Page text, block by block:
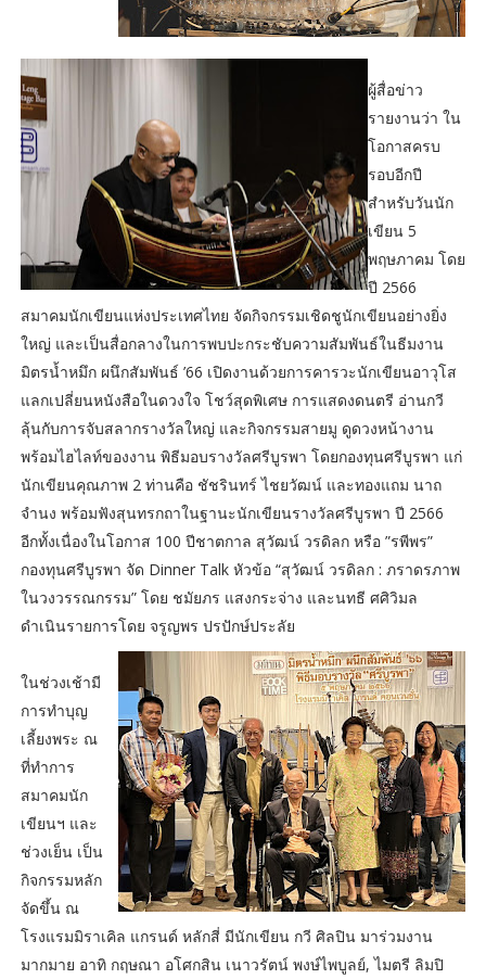
ผู้สื่อข่าว
รายงานว่า ใน
โอกาสครบ
รอบอีกปี
สำหรับวันนัก
เขียน 5
พฤษภาคม โดย
ปี 2566
สมาคมนักเขียนแห่งประเทศไทย จัดกิจกรรมเชิดชูนักเขียนอย่างยิ่ง
ใหญ่ และเป็นสื่อกลางในการพบปะกระชับความสัมพันธ์ในธีมงาน
มิตรน้ำหมึก ผนึกสัมพันธ์ ’66 เปิดงานด้วยการคารวะนักเขียนอาวุโส
แลกเปลี่ยนหนังสือในดวงใจ โชว์สุดพิเศษ การแสดงดนตรี อ่านกวี
ลุ้นกับการจับสลากรางวัลใหญ่ และกิจกรรมสายมู ดูดวงหน้างาน
พร้อมไฮไลท์ของงาน พิธีมอบรางวัลศรีบูรพา โดยกองทุนศรีบูรพา แก่
นักเขียนคุณภาพ 2 ท่านคือ ชัชรินทร์ ไชยวัฒน์ และทองแถม นาถ
จำนง พร้อมฟังสุนทรกถาในฐานะนักเขียนรางวัลศรีบูรพา ปี 2566
อีกทั้งเนื่องในโอกาส 100 ปีชาตกาล สุวัฒน์ วรดิลก หรือ ”รพีพร”
กองทุนศรีบูรพา จัด Dinner Talk หัวข้อ “สุวัฒน์ วรดิลก : ภราดรภาพ
ในวงวรรณกรรม” โดย ชมัยภร แสงกระจ่าง และนทธี ศศิวิมล
ดำเนินรายการโดย จรูญพร ปรปักษ์ประลัย
ในช่วงเช้ามี
การทำบุญ
เลี้ยงพระ ณ
ที่ทำการ
สมาคมนัก
เขียนฯ และ
ช่วงเย็น เป็น
กิจกรรมหลัก
จัดขึ้น ณ
โรงแรมมิราเคิล แกรนด์ หลักสี่ มีนักเขียน กวี ศิลปิน มาร่วมงาน
มากมาย อาทิ กฤษณา อโศกสิน เนาวรัตน์ พงษ์ไพบูลย์, ไมตรี ลิมปิ